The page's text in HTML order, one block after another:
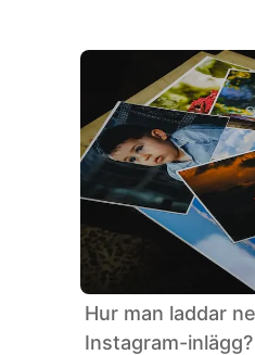
Hur man laddar
Instagram-inlägg?